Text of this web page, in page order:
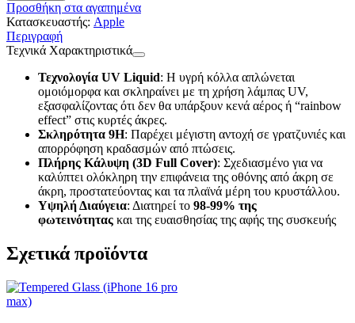
Προσθήκη στα αγαπημένα
Κατασκευαστής: Apple
Περιγραφή
Τεχνικά Χαρακτηριστικά
Τεχνολογία UV Liquid: Η υγρή κόλλα απλώνεται
ομοιόμορφα και σκληραίνει με τη χρήση λάμπας UV,
εξασφαλίζοντας ότι δεν θα υπάρξουν κενά αέρος ή “rainbow
effect” στις κυρτές άκρες.
Σκληρότητα 9H: Παρέχει μέγιστη αντοχή σε γρατζυνιές και
απορρόφηση κραδασμών από πτώσεις.
Πλήρης Κάλυψη (3D Full Cover): Σχεδιασμένο για να
καλύπτει ολόκληρη την επιφάνεια της οθόνης από άκρη σε
άκρη, προστατεύοντας και τα πλαϊνά μέρη του κρυστάλλου.
Υψηλή Διαύγεια: Διατηρεί το 98-99% της
φωτεινότητας και της ευαισθησίας της αφής της συσκευής
Σχετικά προϊόντα